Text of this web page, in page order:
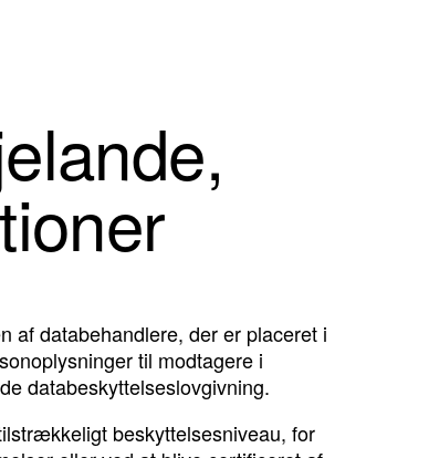
af databehandlere, der er placeret i
til modtagere i
databeskyttelseslovgivning.
beskyttelsesniveau, for